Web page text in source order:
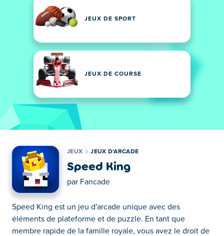
JEUX DE SPORT
JEUX DE COURSE
JEUX JEUX D'ARCADE
Speed King
par Fancade
Speed King est un jeu d'arcade unique avec des
éléments de plateforme et de puzzle. En tant que
membre rapide de la famille royale, vous avez le droit de